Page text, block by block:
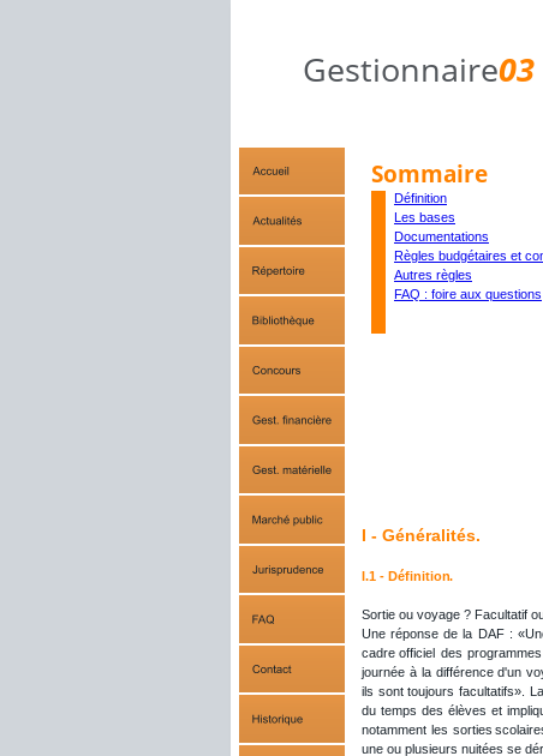
Gestionnaire03
I - Généralités.
I.1 - Définition.
Sortie ou voyage ? Facultatif
Une réponse de la DAF :
cadre officiel des programmes
journée à la différence d'un
ils sont toujours facultatifs». La
du temps des élèves et
notamment les sorties
une ou plusieurs nuitées se
Définition
Les bases
Documentations
Règles budgétaires et
Autres règles
FAQ : foire aux questions
Sommaire